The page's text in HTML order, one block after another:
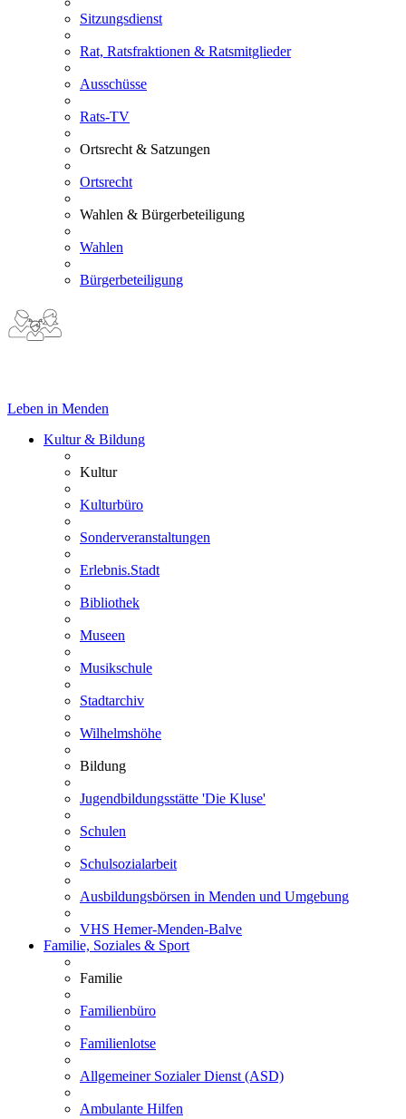
Sitzungsdienst
Rat, Ratsfraktionen & Ratsmitglieder
Ausschüsse
Rats-TV
Ortsrecht & Satzungen
Ortsrecht
Wahlen & Bürgerbeteiligung
Wahlen
Bürgerbeteiligung
Leben in Menden
Kultur & Bildung
Kultur
Kulturbüro
Sonderveranstaltungen
Erlebnis.Stadt
Bibliothek
Museen
Musikschule
Stadtarchiv
Wilhelmshöhe
Bildung
Jugendbildungsstätte 'Die Kluse'
Schulen
Schulsozialarbeit
Ausbildungsbörsen in Menden und Umgebung
VHS Hemer-Menden-Balve
Familie, Soziales & Sport
Familie
Familienbüro
Familienlotse
Allgemeiner Sozialer Dienst (ASD)
Ambulante Hilfen